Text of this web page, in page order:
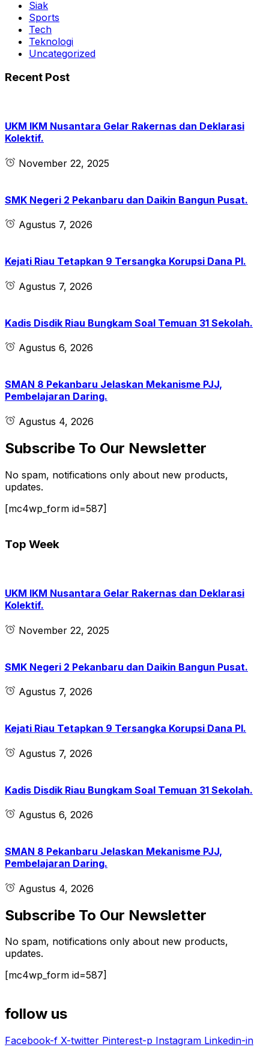
Siak
Sports
Tech
Teknologi
Uncategorized
Recent Post
UKM IKM Nusantara Gelar Rakernas dan Deklarasi
Kolektif.
November 22, 2025
SMK Negeri 2 Pekanbaru dan Daikin Bangun Pusat.
Agustus 7, 2026
Kejati Riau Tetapkan 9 Tersangka Korupsi Dana PI.
Agustus 7, 2026
Kadis Disdik Riau Bungkam Soal Temuan 31 Sekolah.
Agustus 6, 2026
SMAN 8 Pekanbaru Jelaskan Mekanisme PJJ,
Pembelajaran Daring.
Agustus 4, 2026
Subscribe To Our Newsletter
No spam, notifications only about new products,
updates.
[mc4wp_form id=587]
Top Week
UKM IKM Nusantara Gelar Rakernas dan Deklarasi
Kolektif.
November 22, 2025
SMK Negeri 2 Pekanbaru dan Daikin Bangun Pusat.
Agustus 7, 2026
Kejati Riau Tetapkan 9 Tersangka Korupsi Dana PI.
Agustus 7, 2026
Kadis Disdik Riau Bungkam Soal Temuan 31 Sekolah.
Agustus 6, 2026
SMAN 8 Pekanbaru Jelaskan Mekanisme PJJ,
Pembelajaran Daring.
Agustus 4, 2026
Subscribe To Our Newsletter
No spam, notifications only about new products,
updates.
[mc4wp_form id=587]
follow us
Facebook-f X-twitter Pinterest-p Instagram Linkedin-in